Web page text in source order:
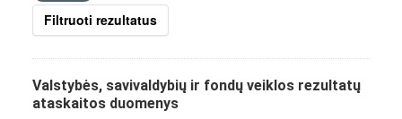
Filtruoti rezultatus
Valstybės, savivaldybių ir fondų veiklos rezultatų
ataskaitos duomenys